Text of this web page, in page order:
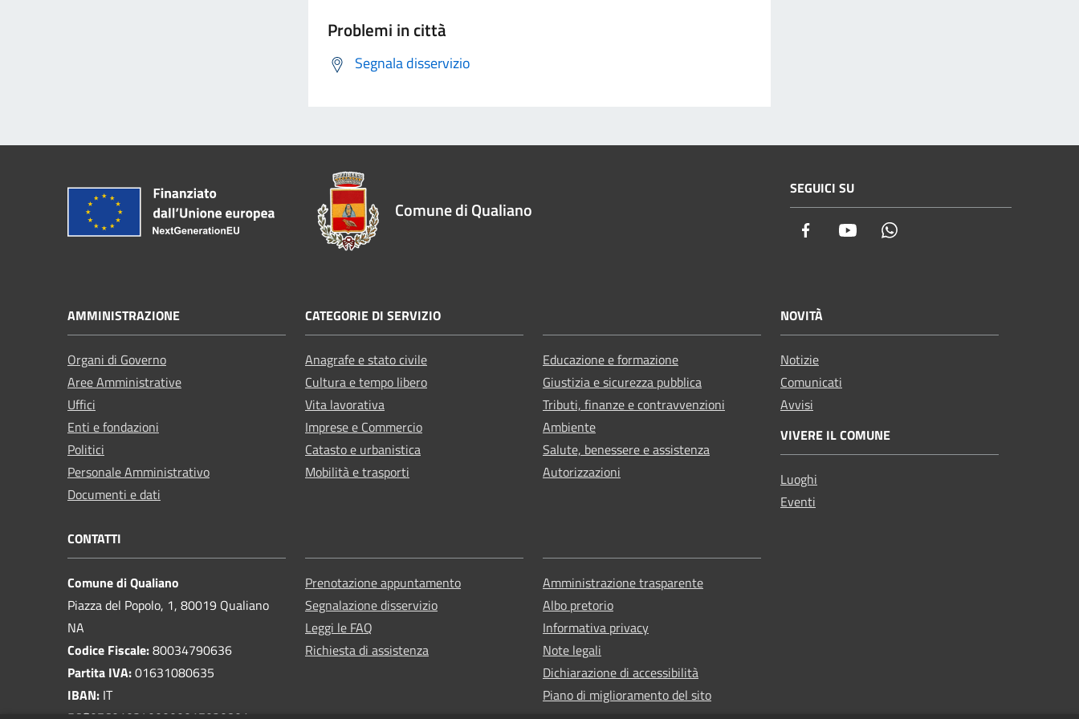
Problemi in città
Segnala disservizio
Comune di Qualiano
SEGUICI SU
Facebook Youtube
AMMINISTRAZIONE
Organi di Governo
Aree Amministrative
Uffici
Enti e fondazioni
Politici
Personale Amministrativo
Documenti e dati
CATEGORIE DI SERVIZIO
Anagrafe e stato civile
Cultura e tempo libero
Vita lavorativa
Imprese e Commercio
Catasto e urbanistica
Mobilità e trasporti
Educazione e formazione
Giustizia e sicurezza pubblica
Tributi, finanze e contravvenzioni
Ambiente
Salute, benessere e assistenza
Autorizzazioni
NOVITÀ
Notizie
Comunicati
Avvisi
VIVERE IL COMUNE
Luoghi
Eventi
CONTATTI
Comune di Qualiano
Piazza del Popolo, 1, 80019 Qualiano
NA
Codice Fiscale:80034790636
Partita IVA:01631080635
IBAN: IT
Prenotazione appuntamento
Segnalazione disservizio
Leggi le FAQ
Richiesta di assistenza
Amministrazione trasparente
Albo pretorio
Informativa privacy
Note legali
Dichiarazione di accessibilità
Piano di miglioramento del sito